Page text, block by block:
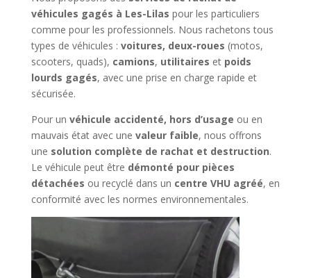
véhicules gagés à Les-Lilas pour les particuliers
comme pour les professionnels. Nous rachetons tous
types de véhicules : voitures, deux-roues (motos,
scooters, quads), camions, utilitaires et poids
lourds gagés, avec une prise en charge rapide et
sécurisée.
Pour un véhicule accidenté, hors d’usage ou en
mauvais état avec une valeur faible, nous offrons
une solution complète de rachat et destruction.
Le véhicule peut être démonté pour pièces
détachées ou recyclé dans un centre VHU agréé, en
conformité avec les normes environnementales.